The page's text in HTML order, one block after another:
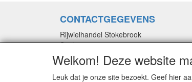
CONTACTGEGEVENS
Rijwielhandel Stokebrook
Stadsweg 27
9917 PV Wirdum (Gn.)
E-mail: stokebrook@xs4all.nl
Welkom! Deze website
Leuk dat je onze site bezoekt. Geef hier